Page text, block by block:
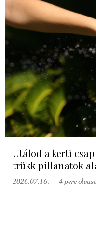
Utálod a kerti
trükk pillanatok
2026.07.16. 4 perc